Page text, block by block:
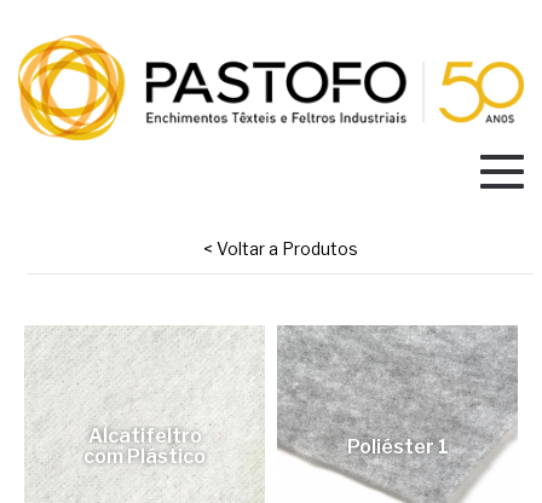
< Voltar a Produtos
Alcatifeltro
com Plástico
Poliéster 1